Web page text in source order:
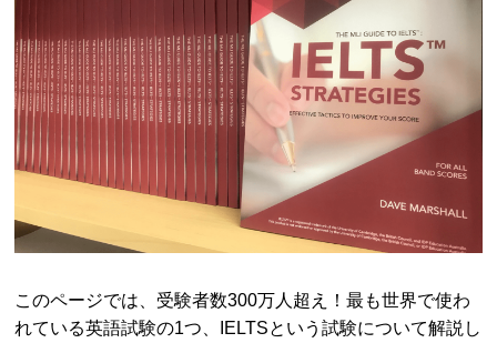
このページでは、受験者数300万人超え！最も世界で使わ
れている英語試験の1つ、IELTSという試験について解説し